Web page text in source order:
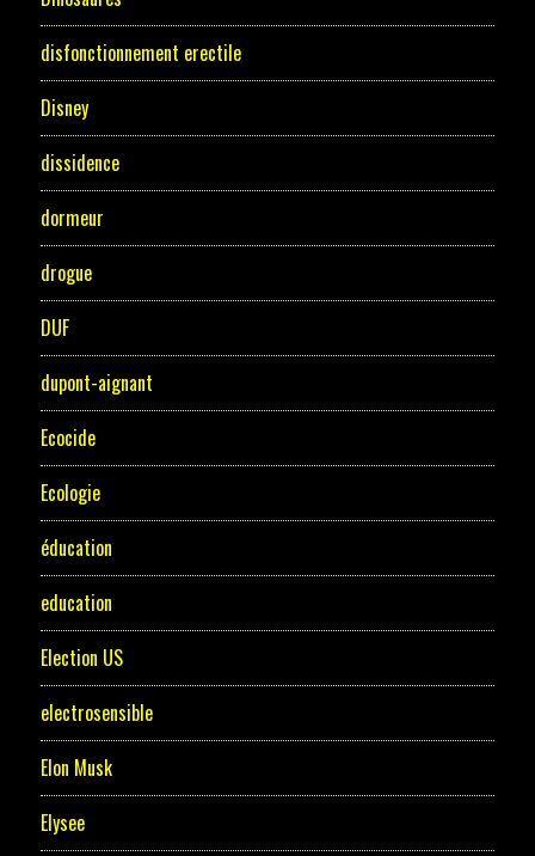
disfonctionnement erectile
Disney
dissidence
dormeur
drogue
DUF
dupont-aignant
Ecocide
Ecologie
éducation
education
Election US
electrosensible
Elon Musk
Elysee